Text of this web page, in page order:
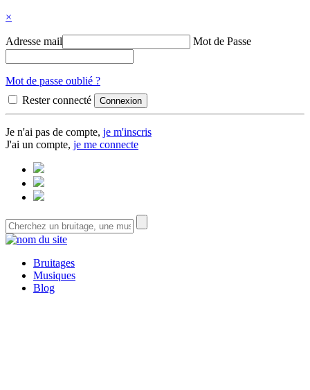
×
Adresse mail Mot de Passe
Mot de passe oublié ?
Rester connecté
Je n'ai pas de compte, je m'inscris
J'ai un compte, je me connecte
Bruitages
Musiques
Blog